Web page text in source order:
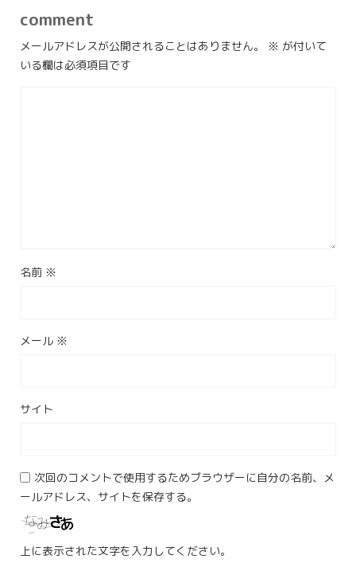
comment
メールアドレスが公開されることはありません。 ※ が付いて
いる欄は必須項目です
名前 ※
メール ※
サイト
次回のコメントで使用するためブラウザーに自分の名前、メ
ールアドレス、サイトを保存する。
上に表示された文字を入力してください。